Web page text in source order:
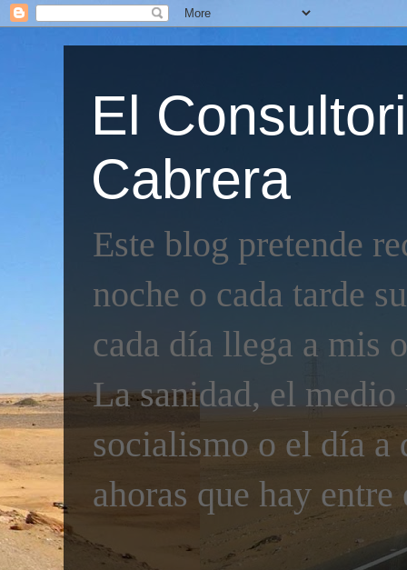
El
Cabrera
Este blog pretende
noche o cada tarde
cada día llega a mis
La sanidad, el
socialismo o el día a
ahoras que hay